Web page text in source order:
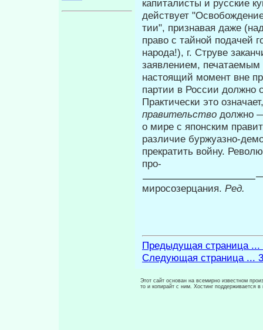
капиталисты и русские
действует
тии", признавая даже
право с тайной подачей
народа!), г. Стру­ве
заявлением,
настоящий момент вне
партии в России должно
Практически это
правительство должно
о мире с японским
различие буржуазно-
прекратить войну.
про-
миросозерцания. Ред.
Предыдущая страница ...
Следующая страница ...
Этот сайт основан на всемирно известном
то и копирайт с ним. Хостинг поддерживается